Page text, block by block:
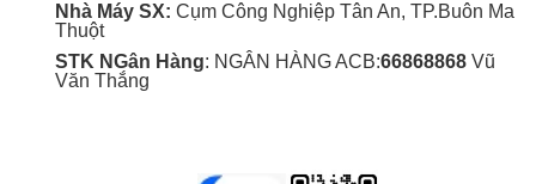
Nhà Máy SX: Cụm Công Nghiệp Tân An, TP.Buôn Ma
Thuột
STK NGân Hàng: NGÂN HÀNG ACB:66868868Vũ
Văn Thắng